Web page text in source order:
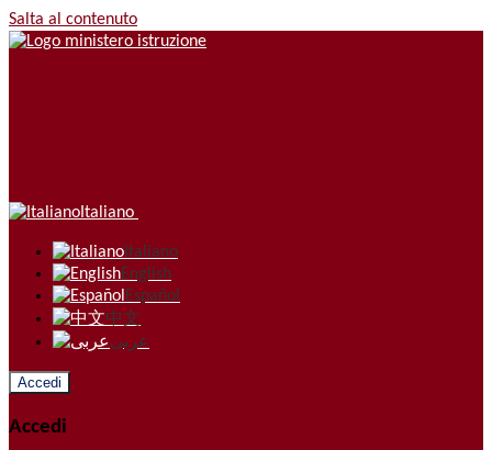
Salta al contenuto
Italiano
Italiano
English
Español
中文
عربى
Accedi
Accedi